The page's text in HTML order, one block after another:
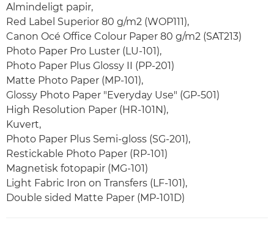
Almindeligt papir,
Red Label Superior 80 g/m2 (WOP111),
Canon Océ Office Colour Paper 80 g/m2 (SAT213)
Photo Paper Pro Luster (LU-101),
Photo Paper Plus Glossy II (PP-201)
Matte Photo Paper (MP-101),
Glossy Photo Paper "Everyday Use" (GP-501)
High Resolution Paper (HR-101N),
Kuvert,
Photo Paper Plus Semi-gloss (SG-201),
Restickable Photo Paper (RP-101)
Magnetisk fotopapir (MG-101)
Light Fabric Iron on Transfers (LF-101),
Double sided Matte Paper (MP-101D)